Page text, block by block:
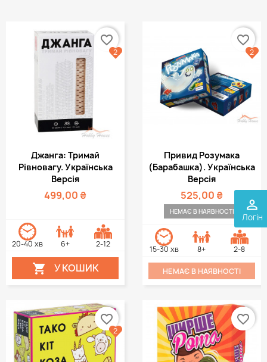
perm_identity
Логін
Джанга: Тримай
Рівновагу. Українська
Версія
499,00 ₴
20-40 хв 6+ 2-12
 У КОШИК
favorite_border
2
Привид Розумака
(Барабашка). Українська
Версія
525,00 ₴
НЕМАЄ В НАЯВНОСТІ
15-30 хв 8+ 2-8
НЕМАЄ В НАЯВНОСТІ
favorite_border
2
favorite_border
2
favorite_border